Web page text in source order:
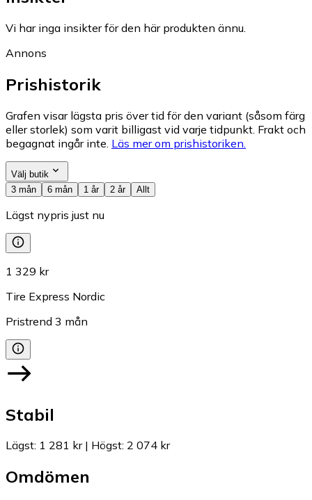
Vi har inga insikter för den här produkten ännu.
Annons
Prishistorik
Grafen visar lägsta pris över tid för den variant (såsom färg
eller storlek) som varit billigast vid varje tidpunkt. Frakt och
begagnat ingår inte. Läs mer om prishistoriken.
Välj butik
3 mån
6 mån 1 år 2 år Allt
Lägst nypris just nu
1 329 kr
Tire Express Nordic
Pristrend 3 mån
Stabil
Lägst: 1 281 kr| Högst: 2 074 kr
Omdömen